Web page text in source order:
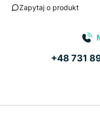
Zapytaj o produkt
+48 731